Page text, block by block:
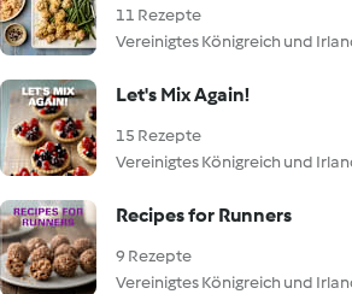
11 Rezepte
Vereinigtes Königreich und
Let's Mix Again!
15 Rezepte
Vereinigtes Königreich und
Recipes for Runners
9 Rezepte
Vereinigtes Königreich und